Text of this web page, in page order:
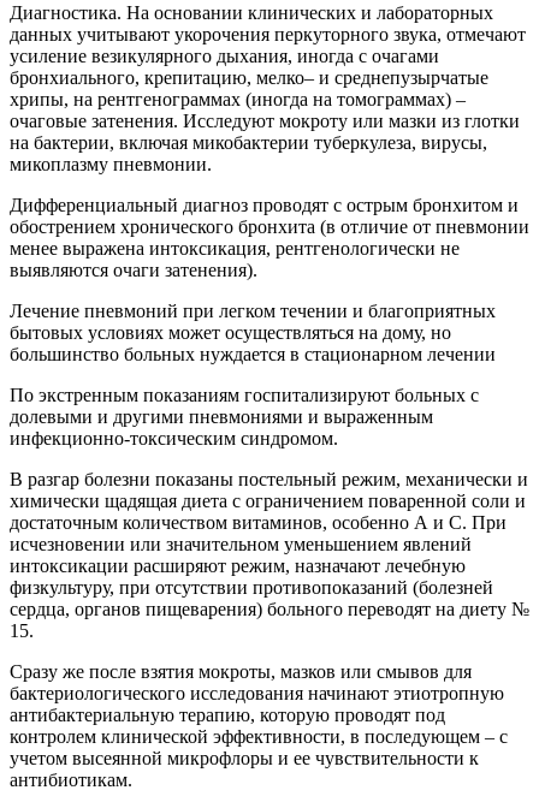
Диагностика. На основании клинических и лабораторных
данных учитывают укорочения перкуторного звука, отмечают
усиление везикулярного дыхания, иногда с очагами
бронхиального, крепитацию, мелко– и среднепузырчатые
хрипы, на рентгенограммах (иногда на томограммах) –
очаговые затенения. Исследуют мокроту или мазки из глотки
на бактерии, включая микобактерии туберкулеза, вирусы,
микоплазму пневмонии.
Дифференциальный диагноз проводят с острым бронхитом и
обострением хронического бронхита (в отличие от пневмонии
менее выражена интоксикация, рентгенологически не
выявляются очаги затенения).
Лечение пневмоний при легком течении и благоприятных
бытовых условиях может осуществляться на дому, но
большинство больных нуждается в стационарном лечении
По экстренным показаниям госпитализируют больных с
долевыми и другими пневмониями и выраженным
инфекционно-токсическим синдромом.
В разгар болезни показаны постельный режим, механически и
химически щадящая диета с ограничением поваренной соли и
достаточным количеством витаминов, особенно А и С. При
исчезновении или значительном уменьшением явлений
интоксикации расширяют режим, назначают лечебную
физкультуру, при отсутствии противопоказаний (болезней
сердца, органов пищеварения) больного переводят на диету №
15.
Сразу же после взятия мокроты, мазков или смывов для
бактериологического исследования начинают этиотропную
антибактериальную терапию, которую проводят под
контролем клинической эффективности, в последующем – с
учетом высеянной микрофлоры и ее чувствительности к
антибиотикам.